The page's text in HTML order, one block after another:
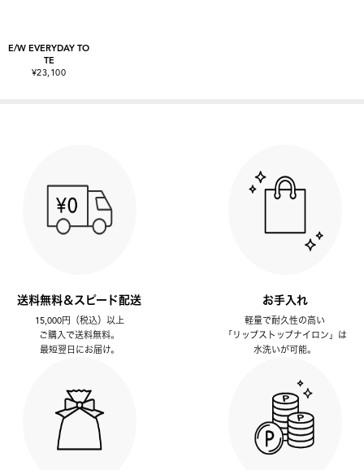
E/W EVERYDAY TO
TE
¥23,100
送料無料＆スピード配送
15,000円（税込）以上
ご購入で送料無料。
最短翌日にお届け。
お手入れ
軽量で耐久性の高い
「リップストップナイロン」は
水洗いが可能。